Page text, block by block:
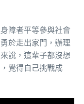
障者平等參與社會
於走出家門，辦理
說，這輩子都沒想
覺得自己挑戰成